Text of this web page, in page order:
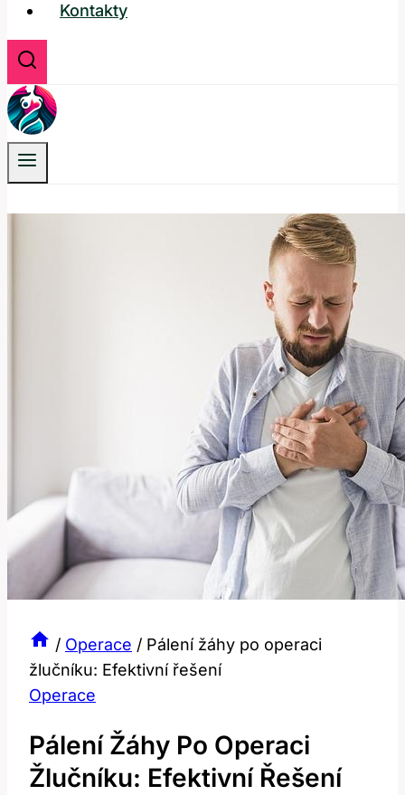
Kontakty
/ Operace / Pálení žáhy po operaci
žlučníku: Efektivní řešení
Operace
Pálení Žáhy Po Operaci
Žlučníku: Efektivní Řešení